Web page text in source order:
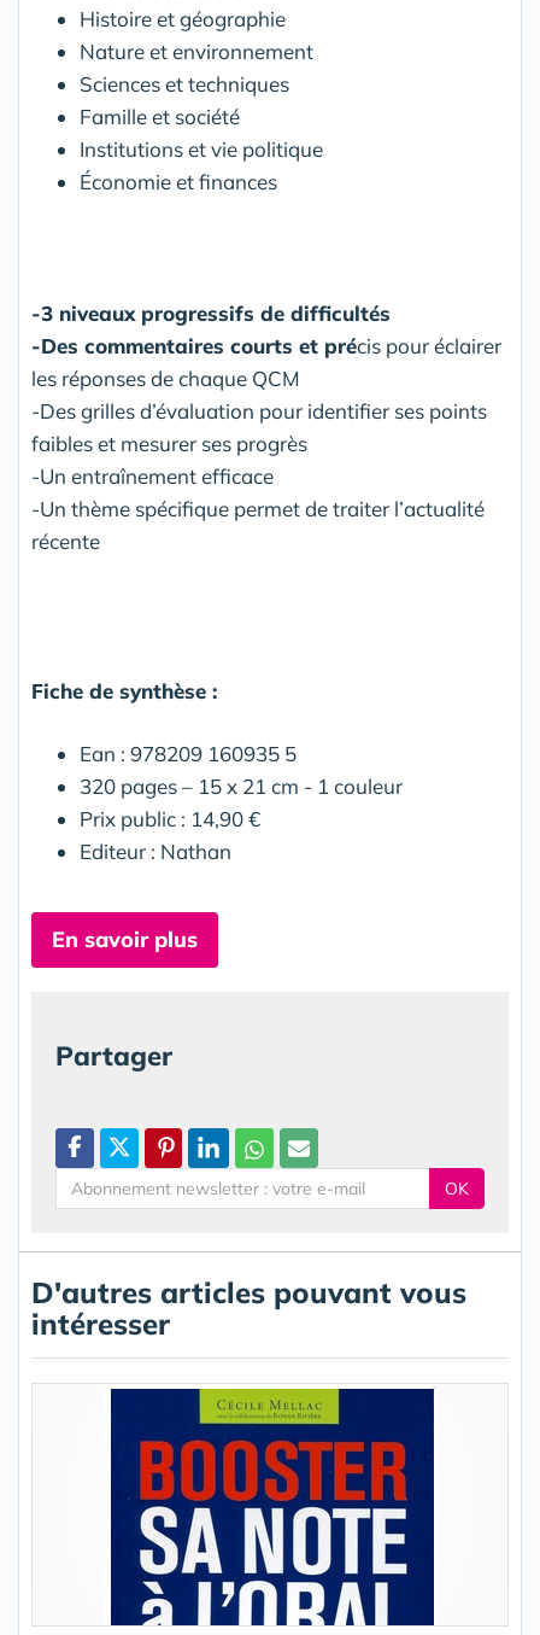
Histoire et géographie
Nature et environnement
Sciences et techniques
Famille et société
Institutions et vie politique
Économie et finances
-3 niveaux progressifs de difficultés
-Des commentaires courts et précis pour éclairer
les réponses de chaque QCM
-Des grilles d’évaluation pour identifier ses points
faibles et mesurer ses progrès
-Un entraînement efficace
-Un thème spécifique permet de traiter l’actualité
récente
Fiche de synthèse :
Ean : 978209 160935 5
320 pages – 15 x 21 cm - 1 couleur
Prix public : 14,90 €
Editeur : Nathan
En savoir plus
Partager
OK
D'autres articles pouvant vous
intéresser